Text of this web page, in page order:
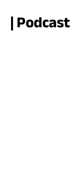
| Podcast